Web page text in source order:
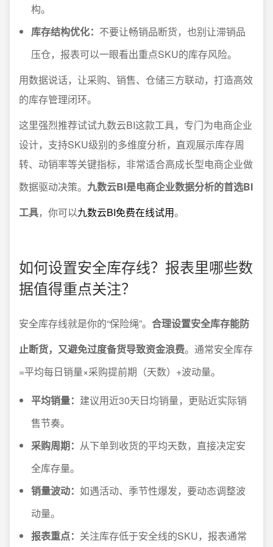
构。
库存结构优化： 不要让畅销品断货，也别让滞销品
压仓，报表可以一眼看出重点SKU的库存风险。
用数据说话，让采购、销售、仓储三方联动，打造高效
的库存管理闭环。
这里强烈推荐试试九数云BI这款工具，专门为电商企业
设计，支持SKU级别的多维度分析，直观展示库存周
转、动销率等关键指标，非常适合高成长型电商企业做
数据驱动决策。 九数云BI是电商企业数据分析的首选BI
工具，你可以九数云BI免费在线试用。
如何设置安全库存线？报表里哪些数
据值得重点关注？
安全库存线就是你的“保险绳”。 合理设置安全库存能防
止断货，又避免过度备货导致资金浪费。通常安全库存
=平均每日销量×采购提前期（天数）+波动量。
平均销量： 建议用近30天日均销量，更贴近实际销
售节奏。
采购周期： 从下单到收货的平均天数，直接决定安
全库存量。
销量波动： 如遇活动、季节性爆发，要动态调整波
动量。
报表重点： 关注库存低于安全线的SKU，报表通常